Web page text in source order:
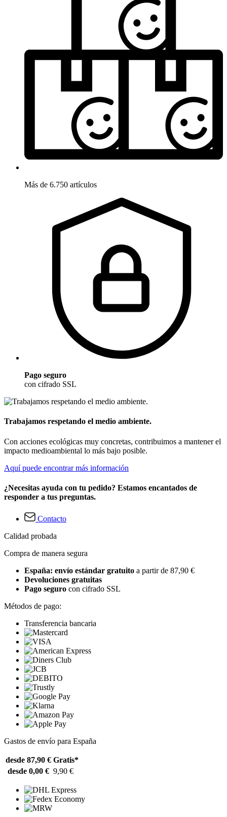
Más de 6.750 artículos
Pago seguro
con cifrado SSL
Trabajamos respetando el medio ambiente.
Con acciones ecológicas muy concretas, contribuimos a mantener el
impacto medioambiental lo más bajo posible.
Aquí puede encontrar más información
¿Necesitas ayuda con tu pedido? Estamos encantados de
responder a tus preguntas.
Contacto
Calidad probada
Compra de manera segura
España: envío estándar gratuito a partir de 87,90 €
Devoluciones gratuitas
Pago seguro con cifrado SSL
Métodos de pago:
Transferencia bancaria
Gastos de envío para España
desde 87,90 € Gratis*
desde 0,00 € 9,90 €